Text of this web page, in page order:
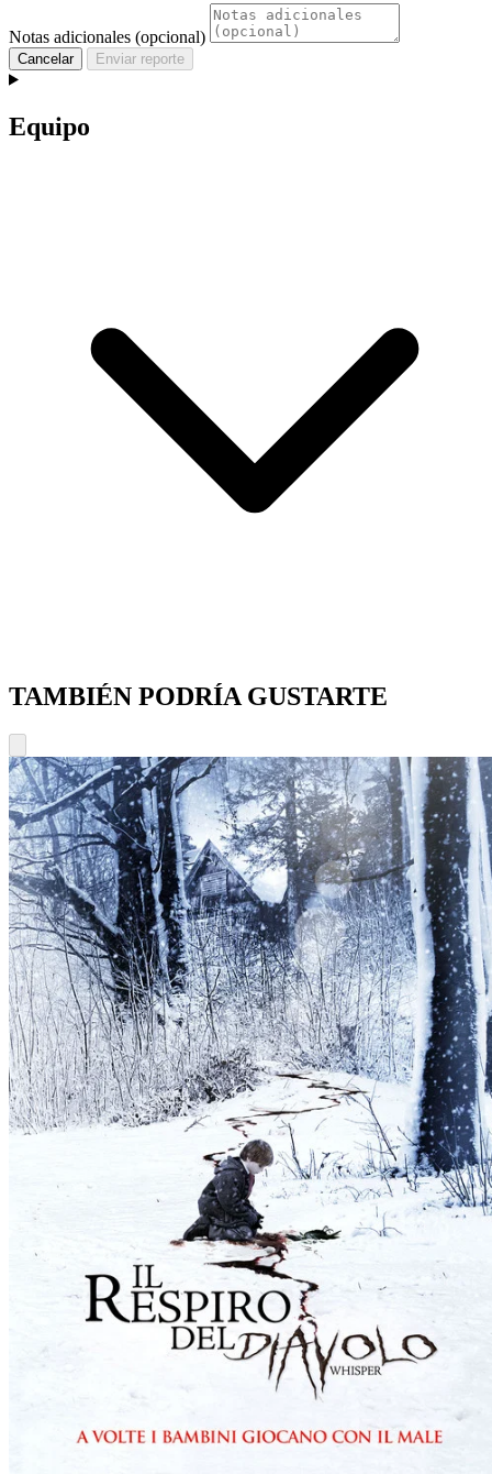
Notas adicionales (opcional)
Cancelar Enviar reporte
Equipo
TAMBIÉN PODRÍA GUSTARTE